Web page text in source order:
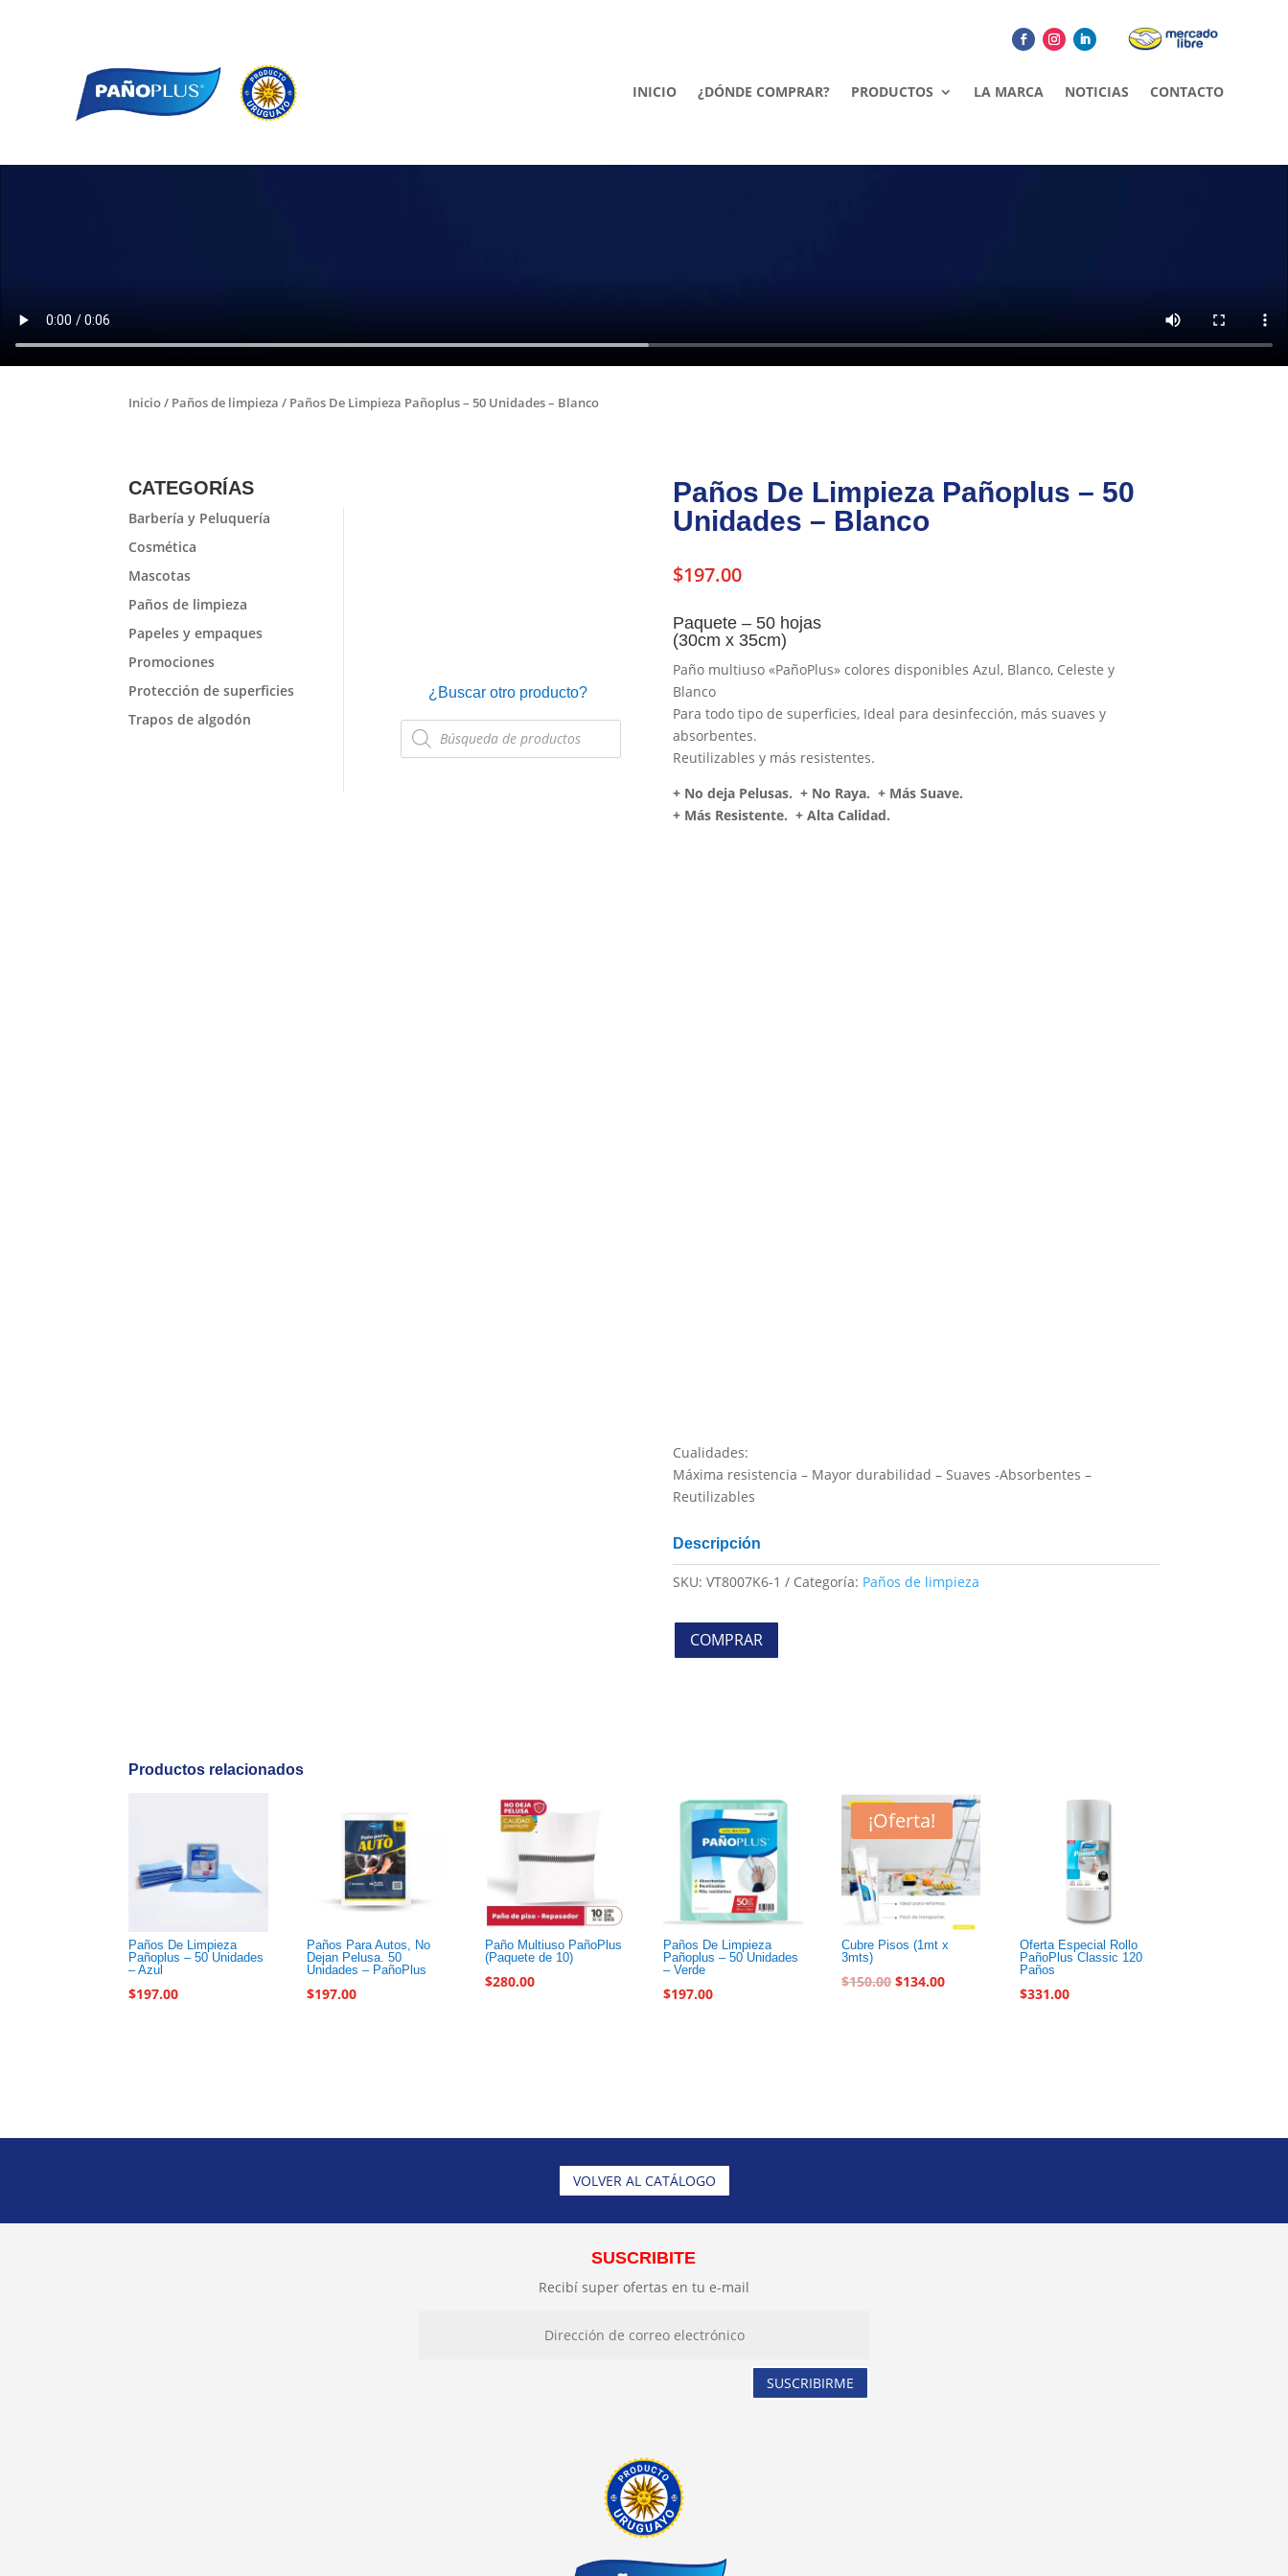
INICIO ¿DÓNDE COMPRAR? PRODUCTOS LA MARCA NOTICIAS CONTACTO
Inicio/ Paños de limpieza / Paños De Limpieza Pañoplus – 50 Unidades – Blanco
CATEGORÍAS
Barbería y Peluquería
Cosmética
Mascotas
Paños de limpieza
Papeles y empaques
Promociones
Protección de superficies
Trapos de algodón
¿Buscar otro producto?
Búsqueda
de
productos
Paños De Limpieza Pañoplus – 50
Unidades – Blanco
$197.00
Paquete – 50 hojas
(30cm x 35cm)
Paño multiuso «PañoPlus» colores disponibles Azul, Blanco, Celeste y
Blanco
Para todo tipo de superficies, Ideal para desinfección, más suaves y
absorbentes.
Reutilizables y más resistentes.
+ No deja Pelusas. + No Raya. + Más Suave.
+ Más Resistente. + Alta Calidad.
Cualidades:
Máxima resistencia – Mayor durabilidad – Suaves -Absorbentes –
Reutilizables
Descripción
SKU: VT8007K6-1 Categoría: Paños de limpieza
COMPRAR
Productos relacionados
Paños De Limpieza
Pañoplus – 50 Unidades
– Azul
$197.00
Paños Para Autos, No
Dejan Pelusa. 50
Unidades – PañoPlus
$197.00
Paño Multiuso PañoPlus
(Paquete de 10)
$280.00
Paños De Limpieza
Pañoplus – 50 Unidades
– Verde
$197.00
¡Oferta!
Cubre Pisos (1mt x
3mts)
$150.00 $134.00
Oferta Especial Rollo
PañoPlus Classic 120
Paños
$331.00
VOLVER AL CATÁLOGO
SUSCRIBITE
Recibí super ofertas en tu e-mail
SUSCRIBIRME